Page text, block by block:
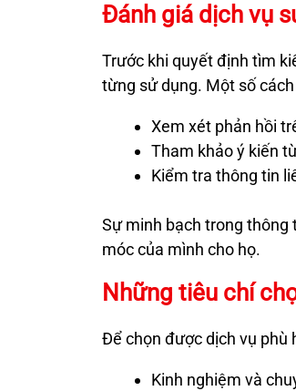
Đánh giá dịch vụ
Trước khi quyết định tìm
từng sử dụng. Một số
Xem xét phản hồi
Tham khảo ý kiến
Kiểm tra thông tin
Sự minh bạch trong thông
móc của mình cho họ.
Những tiêu chí
Để chọn được dịch vụ phù
Kinh nghiệm và